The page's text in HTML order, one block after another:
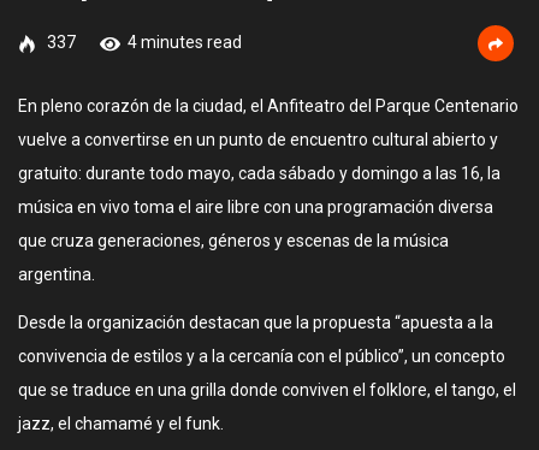
337 4 minutes read
En pleno corazón de la ciudad, el Anfiteatro del Parque Centenario
vuelve a convertirse en un punto de encuentro cultural abierto y
gratuito: durante todo mayo, cada sábado y domingo a las 16, la
música en vivo toma el aire libre con una programación diversa
que cruza generaciones, géneros y escenas de la música
argentina.
Desde la organización destacan que la propuesta “apuesta a la
convivencia de estilos y a la cercanía con el público”, un concepto
que se traduce en una grilla donde conviven el folklore, el tango, el
jazz, el chamamé y el funk.